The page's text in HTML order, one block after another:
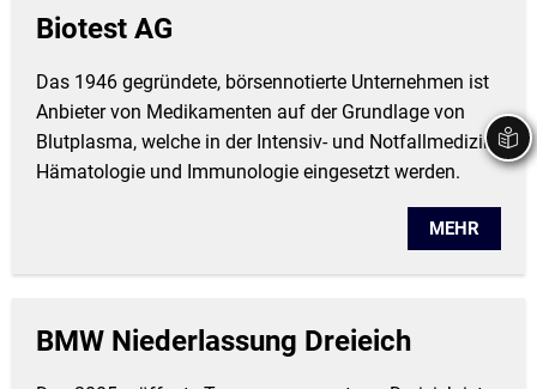
Biotest AG
Das 1946 gegründete, börsennotierte Unternehmen ist
Anbieter von Medikamenten auf der Grundlage von
Blutplasma, welche in der Intensiv- und Notfallmedizin,
Hämatologie und Immunologie eingesetzt werden.
MEHR
BMW Niederlassung Dreieich